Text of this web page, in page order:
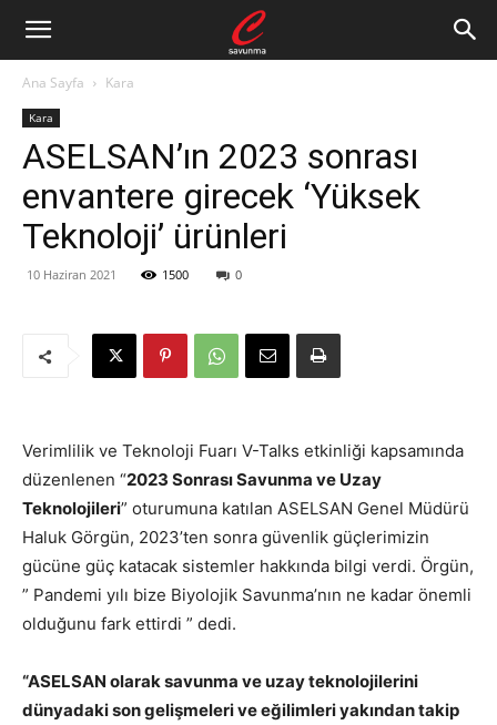
Ana Sayfa Kara
Kara
ASELSAN’ın 2023 sonrası
envantere girecek ‘Yüksek
Teknoloji’ ürünleri
10 Haziran 2021 1500 0
Verimlilik ve Teknoloji Fuarı V-Talks etkinliği kapsamında
düzenlenen “2023 Sonrası Savunma ve Uzay
Teknolojileri” oturumuna katılan ASELSAN Genel Müdürü
Haluk Görgün, 2023’ten sonra güvenlik güçlerimizin
gücüne güç katacak sistemler hakkında bilgi verdi. Örgün,
” Pandemi yılı bize Biyolojik Savunma’nın ne kadar önemli
olduğunu fark ettirdi ” dedi.
“ASELSAN olarak savunma ve uzay teknolojilerini
dünyadaki son gelişmeleri ve eğilimleri yakından takip